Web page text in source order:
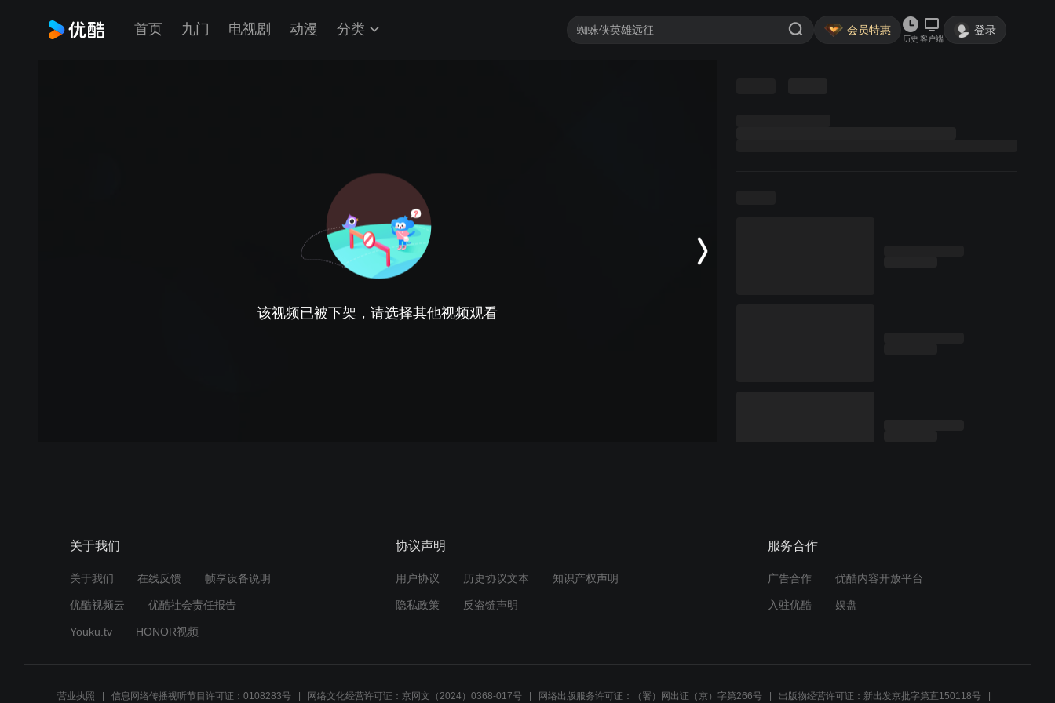
首页 九门 电视剧 动漫 分类 会员特惠
历史 客户端
登录
该视频已被下架，请选择其他视频观看
关于我们
关于我们 在线反馈 帧享设备说明
优酷视频云 优酷社会责任报告
Youku.tv HONOR视频
协议声明
用户协议 历史协议文本 知识产权声明
隐私政策 反盗链声明
服务合作
广告合作 优酷内容开放平台
入驻优酷 娱盘
营业执照 信息网络传播视听节目许可证：0108283号 网络文化经营许可证：京网文（2024）0368-017号 网络出版服务许可证：（署）网出证（京）字第266号 出版物经营许可证：新出发京批字第直150118号